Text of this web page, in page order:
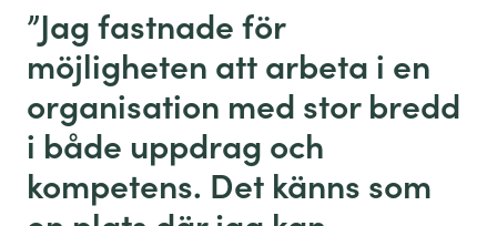
”Jag fastnade för
möjligheten att arbeta i en
organisation med stor bredd
i både uppdrag och
kompetens. Det känns som